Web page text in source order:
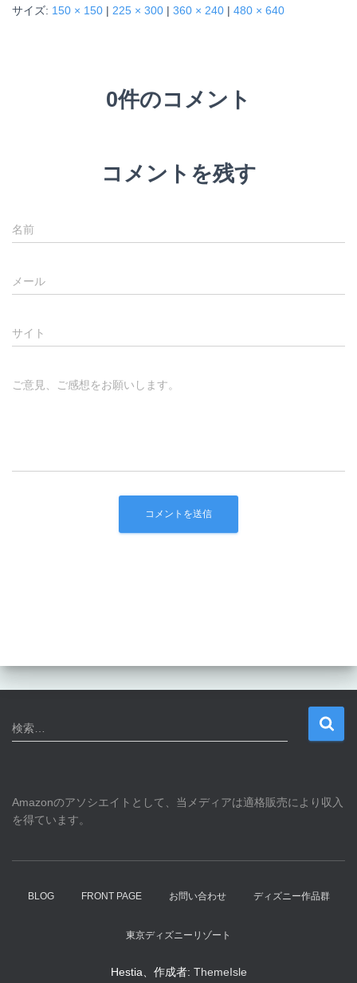
サイズ: 150 × 150 | 225 × 300 | 360 × 240 | 480 × 640
0件のコメント
コメントを残す
名前
メール
サイト
ご意見、ご感想をお願いします。
検
索
検索…
Amazonのアソシエイトとして、当メディアは適格販売により収入
を得ています。
BLOG FRONT PAGE お問い合わせ ディズニー作品群
東京ディズニーリゾート
Hestia、作成者: ThemeIsle